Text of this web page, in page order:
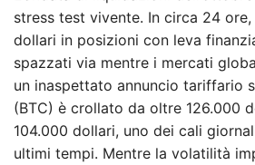
stress test vivente. In circa 24
dollari in posizioni con leva
spazzati via mentre i mercati
un inaspettato annuncio tariffario
(BTC) è crollato da oltre 126.000
104.000 dollari, uno dei cali
ultimi tempi. Mentre la volatilità